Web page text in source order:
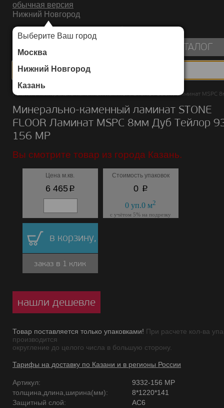
обычная версия
Нижний Новгород
Выберите Ваш город
Москва
Нижний Новгород
Казань
ИНТЕРНЕТ-МАГАЗИН НАПОЛЬНЫХ ПОКРЫТИЙ
КАТАЛОГ
Каталог/Минерально-каменный ламинат/STONE FLOOR/Ламинат MSPC
Минерально-каменный ламинат STONE
FLOOR Ламинат MSPC 8мм Дуб Тейлор
156 MР
Вы смотрите товар из города Казань.
Цена м.кв.
6 465p
Стоимость упаковок
0 p
0 уп.0 м2
с учётом 5% на подрезку
в корзину,
заказ в 1 клик
нашли дешевле
Товар поставляется только упаковками! При расчете кол-ва
производится
округление до целого числа в большую сторону.
Тарифы на доставку по Казани и в регионы России
Артикул:
9332-156 MР
толщина,длина,ширина(мм):
8*1220*141
Защитный слой:
AC6